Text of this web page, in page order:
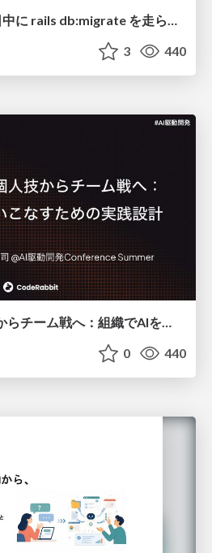
モノリス Rails でも日中に rails db:migrate を走らせたい！ / Daytime rails db:migrate on Monolithic Rails!
3 440
AI駆動開発は個人技からチーム戦へ：組織でAIを使いこなすための実践設計
0 440